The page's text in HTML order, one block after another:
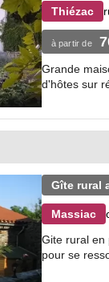
Thiézac
à partir de
Grande
d'hôtes sur
Gîte rural
Massiac
Gite rural en
pour se